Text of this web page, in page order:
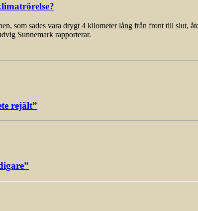
som sades vara drygt 4 kilometer lång från front till slut,
Sunnemark rapporterar.
rejält”